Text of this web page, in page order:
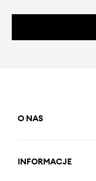
O NAS
INFORMACJE